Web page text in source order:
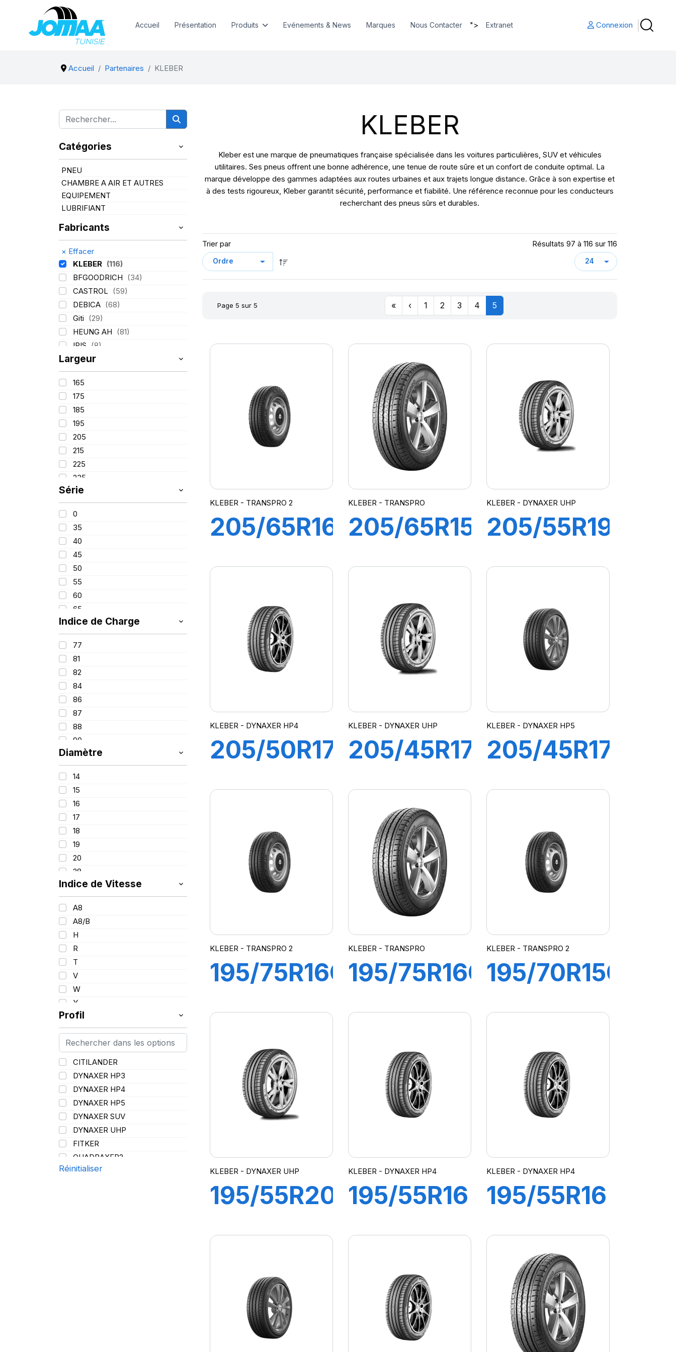
Accueil Présentation Produits Evénements & News Marques Nous Contacter "> Extranet Connexion
Accueil Partenaires KLEBER
Catégories
PNEU
CHAMBRE A AIR ET AUTRES
EQUIPEMENT
LUBRIFIANT
Fabricants
× Effacer
KLEBER (116)
BFGOODRICH (34)
CASTROL (59)
DEBICA (68)
Giti (29)
HEUNG AH (81)
IRIS (8)
ITALMATIC
LASSA (174)
LING LONG
MICHELIN
MITAS
Mondolfo ferro
PIRELLI
PROMETEON
SCHRADER
SPEEDWAYS
Largeur
165
175
185
195
205
215
225
235
245
255
260
280
380
420
Série
0
35
40
45
50
55
60
65
70
75
85
100
Indice de Charge
77
81
82
84
86
87
88
90
91
92
93
94
95
96
97
98
99
100
101
102/100
103
103/101
104/102
105
107/105
109
109/106
109/107
110/108
112A8/109B
114/111
115/113
116/113
116/114
127/127
144/141
Diamètre
14
15
16
17
18
19
20
28
Indice de Vitesse
A8
A8/B
H
R
T
V
W
Y
Profil
CITILANDER
DYNAXER HP3
DYNAXER HP4
DYNAXER HP5
DYNAXER SUV
DYNAXER UHP
FITKER
QUADRAXER2
SUP 8L
Réinitialiser
KLEBER
Kleber est une marque de pneumatiques française spécialisée dans les voitures particulières, SUV et véhicules
utilitaires. Ses pneus offrent une bonne adhérence, une tenue de route sûre et un confort de conduite optimal. La
marque développe des gammes adaptées aux routes urbaines et aux trajets longue distance. Grâce à son expertise et
à des tests rigoureux, Kleber garantit sécurité, performance et fiabilité. Une référence reconnue pour les conducteurs
recherchant des pneus sûrs et durables.
Trier par Résultats 97 à 116 sur 116
Page 5 sur 5 « ‹ 1 2 3 4 5
KLEBER - TRANSPRO 2
205/65R16C
TRANSPRO
KLEBER - TRANSPRO
205/65R15C
KLEBER - DYNAXER UHP
205/55R19
UHP
KLEBER - DYNAXER HP4
205/50R17
HP4
KLEBER - DYNAXER UHP
205/45R17
DYNAXER
UHP
KLEBER - DYNAXER HP5
205/45R17
HP5
KLEBER - TRANSPRO 2
195/75R16C
KLEBER - TRANSPRO
195/75R16C
KLEBER - TRANSPRO 2
195/70R15C
KLEBER - DYNAXER UHP
195/55R20
UHP
KLEBER - DYNAXER HP4
195/55R16
HP4
KLEBER - DYNAXER HP4
195/55R16
DYNAXER
HP4